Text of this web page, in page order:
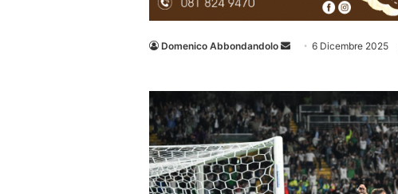
Domenico Abbondandolo
Invia 6 Dicembre 2025